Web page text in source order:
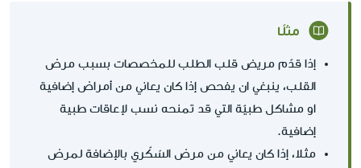
مثلًا
إذا قدّم مريض قلب الطلب للمخصصات بسبب مرض
القلب، ينبغي ان يفحص إذا كان يعاني من أمراض إضافية
او مشاكل طبيّة التي قد تمنحه نسب لإعاقات طبية
إضافية.
مثلا، إذا كان يعاني من مرض السًكّري بالإضافة لمرض